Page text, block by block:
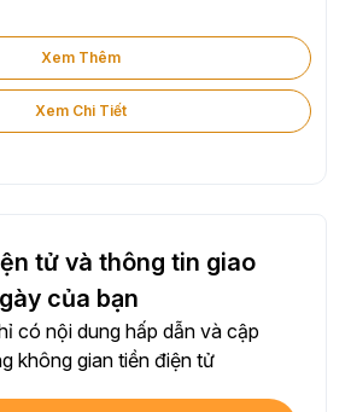
Xem Thêm
Xem Chi Tiết
tử và thông tin giao
của bạn
có nội dung hấp dẫn và cập
không gian tiền điện tử